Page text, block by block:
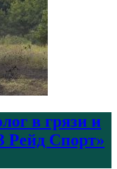
в грязи и
Рейд Спорт»